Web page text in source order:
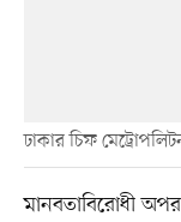
ঢাকার চিফ
মানবতাবিরোধী